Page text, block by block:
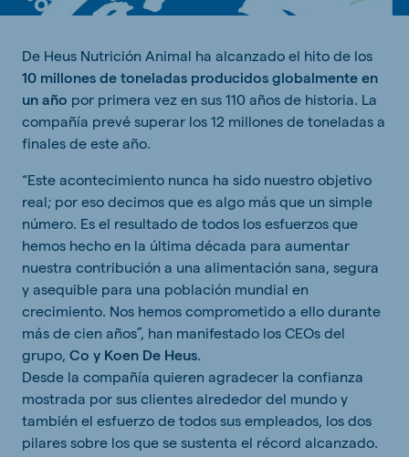
De Heus Nutrición Animal ha alcanzado el hito de los
10 millones de toneladas producidos globalmente en
un año por primera vez en sus 110 años de historia. La
compañía prevé superar los 12 millones de toneladas a
finales de este año.
“Este acontecimiento nunca ha sido nuestro objetivo
real; por eso decimos que es algo más que un simple
número. Es el resultado de todos los esfuerzos que
hemos hecho en la última década para aumentar
nuestra contribución a una alimentación sana, segura
y asequible para una población mundial en
crecimiento. Nos hemos comprometido a ello durante
más de cien años”, han manifestado los CEOs del
grupo, Co y Koen De Heus.
Desde la compañía quieren agradecer la confianza
mostrada por sus clientes alrededor del mundo y
también el esfuerzo de todos sus empleados, los dos
pilares sobre los que se sustenta el récord alcanzado.